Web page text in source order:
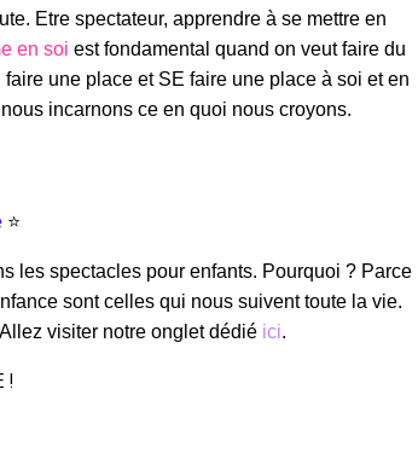
Etre spectateur, apprendre à se mettre en
en soi est fondamental quand on veut faire du
faire une place et SE faire une place à soi et en
incarnons ce en quoi nous croyons.
⭐️
les spectacles pour enfants. Pourquoi ? Parce
sont celles qui nous suivent toute la vie.
visiter notre onglet dédié ici.
!